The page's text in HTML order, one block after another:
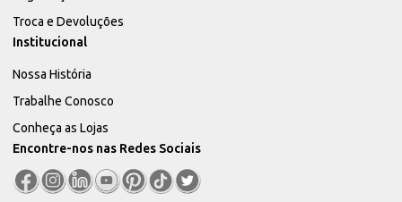
Troca e Devoluções
Institucional
Nossa História
Trabalhe Conosco
Conheça as Lojas
Encontre-nos nas Redes Sociais